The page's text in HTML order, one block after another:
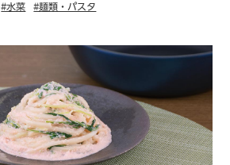
#水菜 #麺類・パスタ